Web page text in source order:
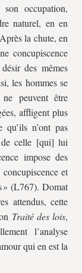
occupation,
naturel, en en
la chute, en
concupiscence
des mêmes
les hommes se
peuvent être
affligent plus
n’ont pas
de celle [qui] lui
impose des
et
» (L767). Domat
attendus, cette
Traité des lois,
l’analyse
qui en est la